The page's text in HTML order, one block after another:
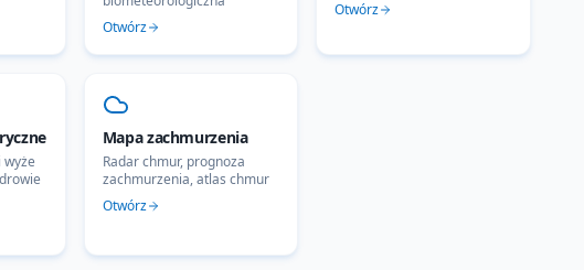
Otwórz
Otwórz
wyże
Mapa zachmurzenia
Radar chmur, prognoza
zachmurzenia, atlas chmur
Otwórz